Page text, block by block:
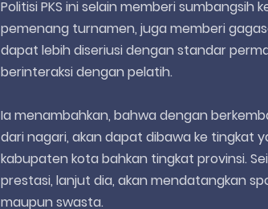
Politisi PKS ini selain memberi sumbangsih
pemenang turnamen, juga memberi
dapat lebih diseriusi dengan standar
berinteraksi dengan pelatih.
Ia menambahkan, bahwa dengan
dari nagari, akan dapat dibawa ke tingkat
kabupaten kota bahkan tingkat provinsi.
prestasi, lanjut dia, akan mendatangkan
maupun swasta.